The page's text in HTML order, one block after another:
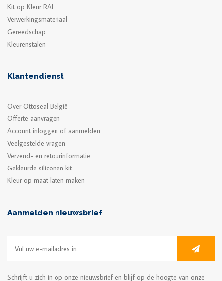
Kit op Kleur RAL
Verwerkingsmateriaal
Gereedschap
Kleurenstalen
Klantendienst
Over Ottoseal België
Offerte aanvragen
Account inloggen of aanmelden
Veelgestelde vragen
Verzend- en retourinformatie
Gekleurde siliconen kit
Kleur op maat laten maken
Aanmelden nieuwsbrief
Schrijft u zich in op onze nieuwsbrief en blijf op de hoogte van onze